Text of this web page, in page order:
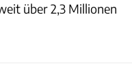
über 2,3 Millionen